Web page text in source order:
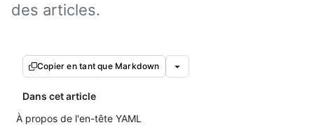
des articles.
Copier en tant que Markdown
Dans cet article
À propos de l'en-tête YAML